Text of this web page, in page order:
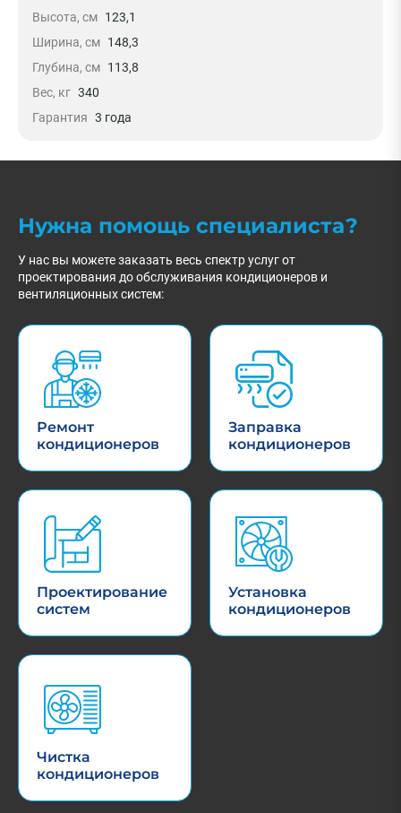
Высота, см 123,1
Ширина, см 148,3
Глубина, см 113,8
Вес, кг 340
Гарантия 3 года
Нужна помощь специалиста?
У нас вы можете заказать весь спектр услуг от
проектирования до обслуживания кондиционеров и
вентиляционных систем:
Ремонт
кондиционеров
Заправка
кондиционеров
Проектирование
систем
Установка
кондиционеров
Чистка
кондиционеров